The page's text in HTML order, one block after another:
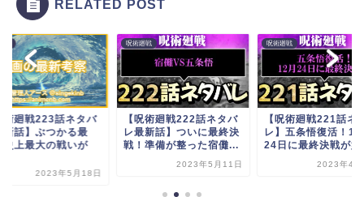
RELATED POST
術廻戦223話ネタバ
新話】ぶつかる最
史上最大の戦いが
2023年5月18日
呪術廻戦
【呪術廻戦222話ネタバ
レ最新話】ついに最終決
戦！準備が整った宿儺...
2023年5月11日
呪術廻戦
【呪術廻戦221話ネ
レ】五条悟復活！12
24日に最終決戦が始
2023年4